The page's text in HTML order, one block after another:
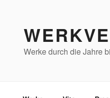
springen
Werke durch die Jahre